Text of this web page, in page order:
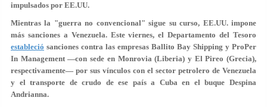
impulsados por EE.UU.
Mientras la "guerra no convencional" sigue su curso, EE.UU. impone
más sanciones a Venezuela. Este viernes, el Departamento del Tesoro
estableció sanciones contra las empresas Ballito Bay Shipping y ProPer
In Management—con sede en Monrovia (Liberia) y El Pireo (Grecia),
respectivamente— por sus vínculos con el sector petrolero de Venezuela
y el transporte de crudo de ese país a Cuba en el buque Despina
Andrianna.